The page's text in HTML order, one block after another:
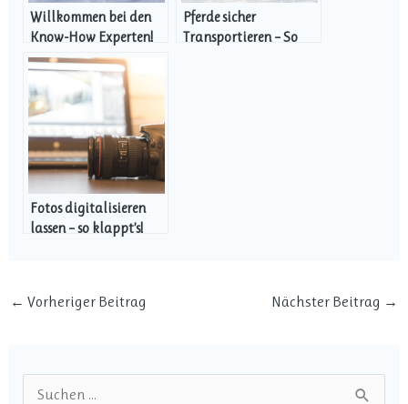
Willkommen bei den
Know-How Experten!
Pferde sicher
Transportieren – So
Fotos digitalisieren
lassen – so klappt’s!
← Vorheriger Beitrag Nächster Beitrag →